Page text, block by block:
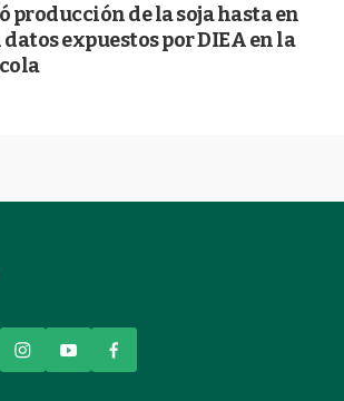
producción de la soja hasta en
datos expuestos por DIEA en la
i
n
y
o
a